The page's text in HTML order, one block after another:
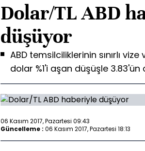
Dolar/TL ABD
düşüyor
ABD temsilciliklerinin sınırlı
dolar %1'i aşan düşüşle 3.83'ün
06 Kasım 2017, Pazartesi 09:43
Güncelleme : 06 Kasım 2017, Pazartesi 18:13